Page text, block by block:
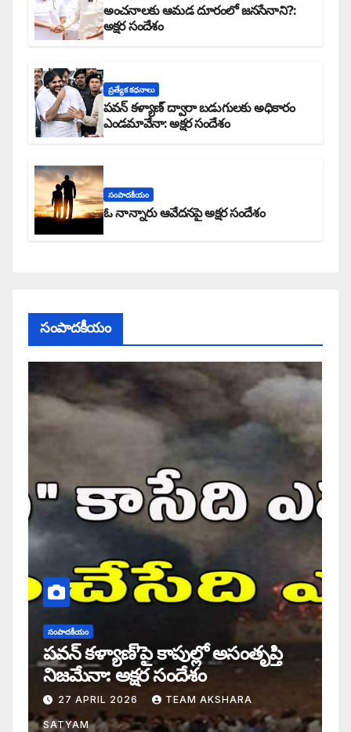
అంచనాలకు ఆమడ దూరంలో జనసేనాని?:
అక్షర సందేశం
ప్రత్యేక కధనాలు
పవన్ కళ్యాణ్ ద్వారా బడుగులకు అధికారం
ఎండమావేనా: అక్షర సందేశం
సంపాదకీయం
ఓ నాన్నారు ఆవేదనపై అక్షర సందేశం
సంపాదకీయం
సంపాదకీయం
పవన్ కళ్యాణ్’పై కాపుల్లో అసంతృప్తి
నిజమేనా: అక్షర సందేశం
27 APRIL 2026 TEAM AKSHARA
SATYAM